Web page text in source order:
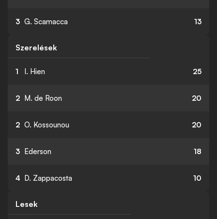
3 G. Scamacca 13
Szerelések
1 I. Hien 25
2 M. de Roon 20
2 O. Kossounou 20
3 Ederson 18
4 D. Zappacosta 10
Lesek